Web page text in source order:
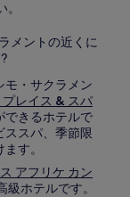
メントの近くに
モ・サクラメン
プレイス & スパ
できるホテルで
スパ、季節限
す。
アフリケ カン
級ホテルです。